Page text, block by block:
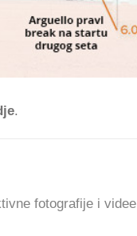
.
fotografije i videe